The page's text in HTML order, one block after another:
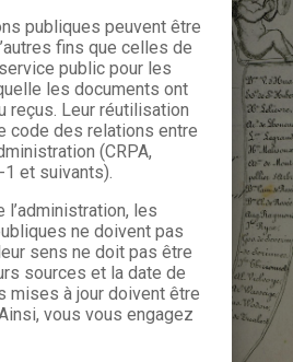
publiques peuvent être
fins que celles de
public pour les
les documents ont
reçus. Leur réutilisation
code des relations entre
(CRPA,
et suivants).
l’administration, les
ne doivent pas
sens ne doit pas être
sources et la date de
mises à jour doivent être
vous vous engagez